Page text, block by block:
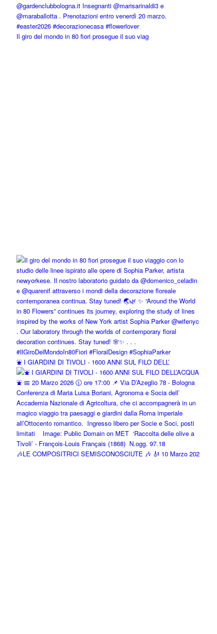
Il giro del mondo in 80 fiori prosegue il suo viag
⛲️ I GIARDINI DI TIVOLI - 1600 ANNI SUL FILO DELL’
🎶LE COMPOSITRICI SEMISCONOSCIUTE 🎶 🎻 10 Marzo 202